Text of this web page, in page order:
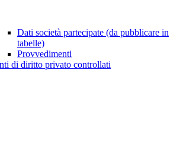
Dati società partecipate (da pubblicare in
tabelle)
Provvedimenti
di diritto privato controllati